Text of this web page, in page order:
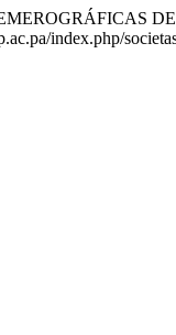
index.php/